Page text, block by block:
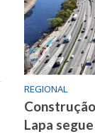
REGIONAL
Lapa